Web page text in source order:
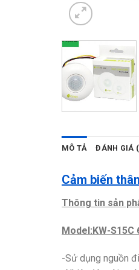
MÔ TẢ ĐÁNH GIÁ
Cảm biến
Thông tin sản
Model:KW-S15C
-Sử dụng nguồn